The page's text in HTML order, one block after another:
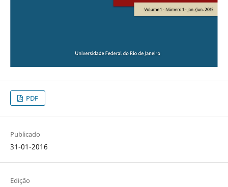
PDF
Publicado
31-01-2016
Edição